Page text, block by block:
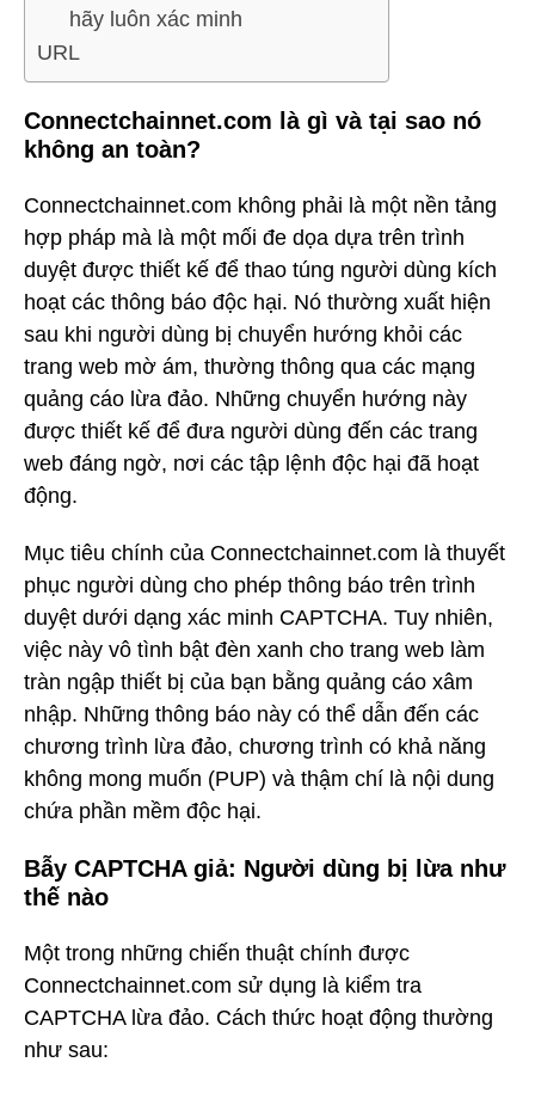
hãy luôn xác minh
URL
Connectchainnet.com là gì và tại sao nó
không an toàn?
Connectchainnet.com không phải là một nền tảng
hợp pháp mà là một mối đe dọa dựa trên trình
duyệt được thiết kế để thao túng người dùng kích
hoạt các thông báo độc hại. Nó thường xuất hiện
sau khi người dùng bị chuyển hướng khỏi các
trang web mờ ám, thường thông qua các mạng
quảng cáo lừa đảo. Những chuyển hướng này
được thiết kế để đưa người dùng đến các trang
web đáng ngờ, nơi các tập lệnh độc hại đã hoạt
động.
Mục tiêu chính của Connectchainnet.com là thuyết
phục người dùng cho phép thông báo trên trình
duyệt dưới dạng xác minh CAPTCHA. Tuy nhiên,
việc này vô tình bật đèn xanh cho trang web làm
tràn ngập thiết bị của bạn bằng quảng cáo xâm
nhập. Những thông báo này có thể dẫn đến các
chương trình lừa đảo, chương trình có khả năng
không mong muốn (PUP) và thậm chí là nội dung
chứa phần mềm độc hại.
Bẫy CAPTCHA giả: Người dùng bị lừa như
thế nào
Một trong những chiến thuật chính được
Connectchainnet.com sử dụng là kiểm tra
CAPTCHA lừa đảo. Cách thức hoạt động thường
như sau: